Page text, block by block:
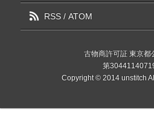
RSS/ ATOM
古物商許可証 東京都
第
Copyright © 2014 unstitch